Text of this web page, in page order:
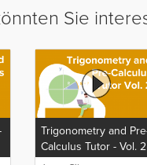
Sie
Trigonometry and
Calculus Tutor - Vol. 2